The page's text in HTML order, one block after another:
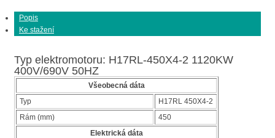
Popis
Ke stažení
Typ elektromotoru: H17RL-450X4-2 1120KW
400V/690V 50HZ
Všeobecná dáta
Typ
H17RL 450X4-2
Rám (mm)
450
Elektrická dáta